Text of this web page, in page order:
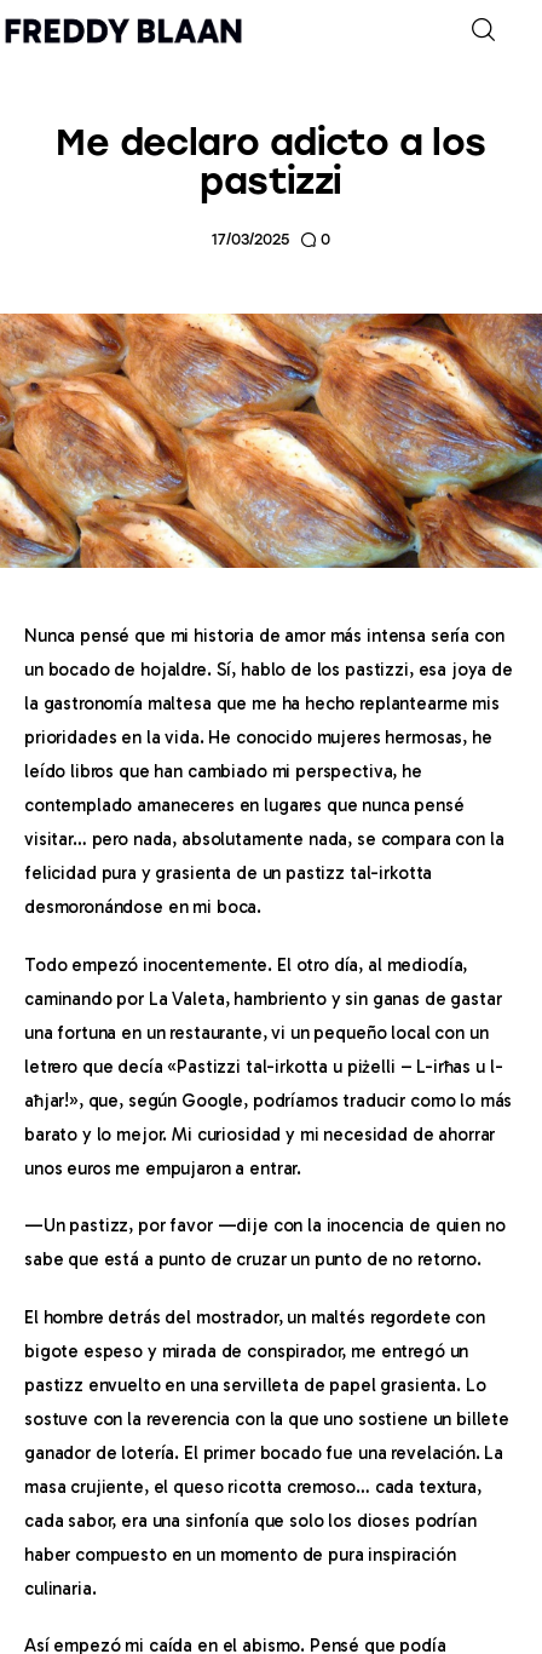
Autobiografía
Contacto
Me declaro adicto a los
pastizzi
17/03/2025 0
Nunca pensé que mi historia de amor más intensa sería con
un bocado de hojaldre. Sí, hablo de los pastizzi, esa joya de
la gastronomía maltesa que me ha hecho replantearme mis
prioridades en la vida. He conocido mujeres hermosas, he
leído libros que han cambiado mi perspectiva, he
contemplado amaneceres en lugares que nunca pensé
visitar… pero nada, absolutamente nada, se compara con la
felicidad pura y grasienta de un pastizz tal-irkotta
desmoronándose en mi boca.
Todo empezó inocentemente. El otro día, al mediodía,
caminando por La Valeta, hambriento y sin ganas de gastar
una fortuna en un restaurante, vi un pequeño local con un
letrero que decía «Pastizzi tal-irkotta u piżelli – L-irħas u l-
aħjar!», que, según Google, podríamos traducir como lo más
barato y lo mejor. Mi curiosidad y mi necesidad de ahorrar
unos euros me empujaron a entrar.
—Un pastizz, por favor —dije con la inocencia de quien no
sabe que está a punto de cruzar un punto de no retorno.
El hombre detrás del mostrador, un maltés regordete con
bigote espeso y mirada de conspirador, me entregó un
pastizz envuelto en una servilleta de papel grasienta. Lo
sostuve con la reverencia con la que uno sostiene un billete
ganador de lotería. El primer bocado fue una revelación. La
masa crujiente, el queso ricotta cremoso… cada textura,
cada sabor, era una sinfonía que solo los dioses podrían
haber compuesto en un momento de pura inspiración
culinaria.
Así empezó mi caída en el abismo. Pensé que podía